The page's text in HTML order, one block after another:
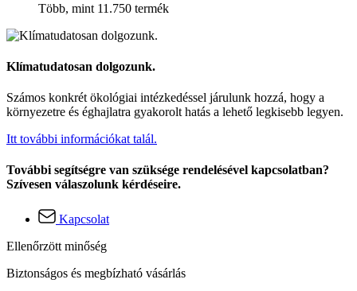
Több, mint 11.750 termék
Klímatudatosan dolgozunk.
Számos konkrét ökológiai intézkedéssel járulunk hozzá, hogy a
környezetre és éghajlatra gyakorolt hatás a lehető legkisebb legyen.
Itt további információkat talál.
További segítségre van szüksége rendelésével kapcsolatban?
Szívesen válaszolunk kérdéseire.
Kapcsolat
Ellenőrzött minőség
Biztonságos és megbízható vásárlás